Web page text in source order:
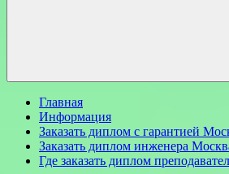
Главная
Информация
Заказать диплом с гарантией
Заказать диплом инженера
Где заказать диплом